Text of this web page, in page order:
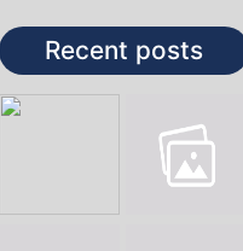
Recent posts